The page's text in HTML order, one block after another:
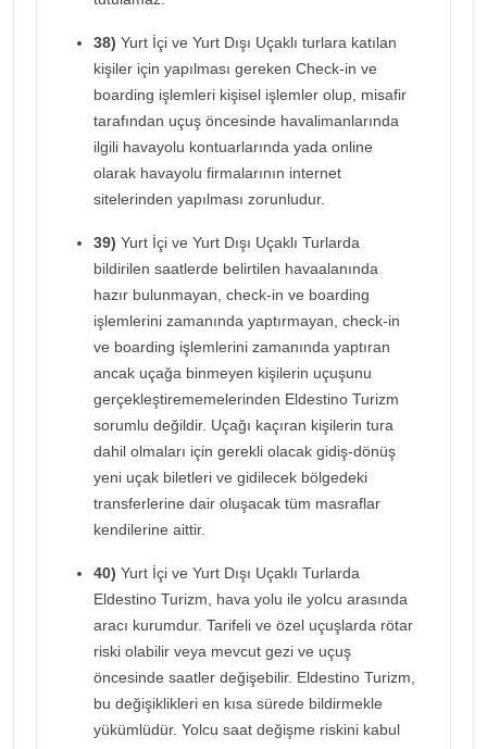
38) Yurt İçi ve Yurt Dışı Uçaklı turlara katılan
kişiler için yapılması gereken Check-in ve
boarding işlemleri kişisel işlemler olup, misafir
tarafından uçuş öncesinde havalimanlarında
ilgili havayolu kontuarlarında yada online
olarak havayolu firmalarının internet
sitelerinden yapılması zorunludur.
39) Yurt İçi ve Yurt Dışı Uçaklı Turlarda
bildirilen saatlerde belirtilen havaalanında
hazır bulunmayan, check-in ve boarding
işlemlerini zamanında yaptırmayan, check-in
ve boarding işlemlerini zamanında yaptıran
ancak uçağa binmeyen kişilerin uçuşunu
gerçekleştirememelerinden Eldestino Turizm
sorumlu değildir. Uçağı kaçıran kişilerin tura
dahil olmaları için gerekli olacak gidiş-dönüş
yeni uçak biletleri ve gidilecek bölgedeki
transferlerine dair oluşacak tüm masraflar
kendilerine aittir.
40) Yurt İçi ve Yurt Dışı Uçaklı Turlarda
Eldestino Turizm, hava yolu ile yolcu arasında
aracı kurumdur. Tarifeli ve özel uçuşlarda rötar
riski olabilir veya mevcut gezi ve uçuş
öncesinde saatler değişebilir. Eldestino Turizm,
bu değişiklikleri en kısa sürede bildirmekle
yükümlüdür. Yolcu saat değişme riskini kabul